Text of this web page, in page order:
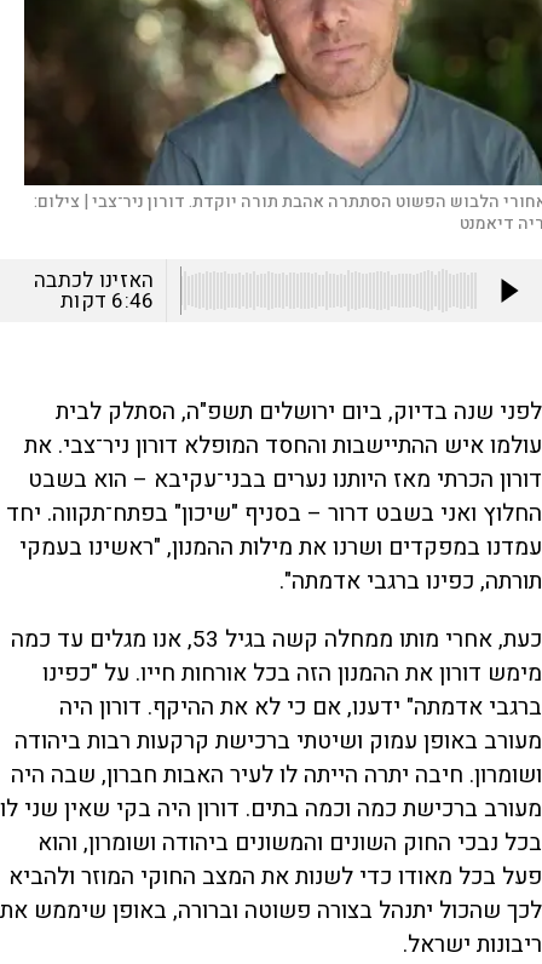
הלבוש הפשוט הסתתרה אהבת תורה יוקדת. דורון ניר־צבי | צילום:
דיאמנט
האזינו לכתבה
6:46 דקות
לפני שנה בדיוק, ביום ירושלים תשפ"ה, הסתלק לבית
עולמו איש ההתיישבות והחסד המופלא דורון ניר־צבי. את
דורון הכרתי מאז היותנו נערים בבני־עקיבא – הוא בשבט
החלוץ ואני בשבט דרור – בסניף "שיכון" בפתח־תקווה. יחד
עמדנו במפקדים ושרנו את מילות ההמנון, "ראשינו בעמקי
תורתה, כפינו ברגבי אדמתה".
כעת, אחרי מותו ממחלה קשה בגיל 53, אנו מגלים עד כמה
מימש דורון את ההמנון הזה בכל אורחות חייו. על "כפינו
ברגבי אדמתה" ידענו, אם כי לא את ההיקף. דורון היה
מעורב באופן עמוק ושיטתי ברכישת קרקעות רבות ביהודה
ושומרון. חיבה יתרה הייתה לו לעיר האבות חברון, שבה היה
מעורב ברכישת כמה וכמה בתים. דורון היה בקי שאין שני לו
בכל נבכי החוק השונים והמשונים ביהודה ושומרון, והוא
פעל בכל מאודו כדי לשנות את המצב החוקי המוזר ולהביא
לכך שהכול יתנהל בצורה פשוטה וברורה, באופן שיממש את
ריבונות ישראל.